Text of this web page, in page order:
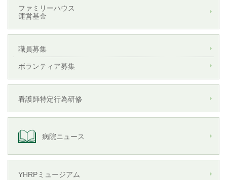
ファミリーハウス
運営基金
職員募集
ボランティア募集
看護師特定行為研修
病院ニュース
YHRPミュージアム